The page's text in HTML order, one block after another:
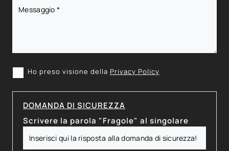
Ho preso visione della Privacy Policy
DOMANDA DI SICUREZZA
Scrivere la parola "Fragole" al singolare